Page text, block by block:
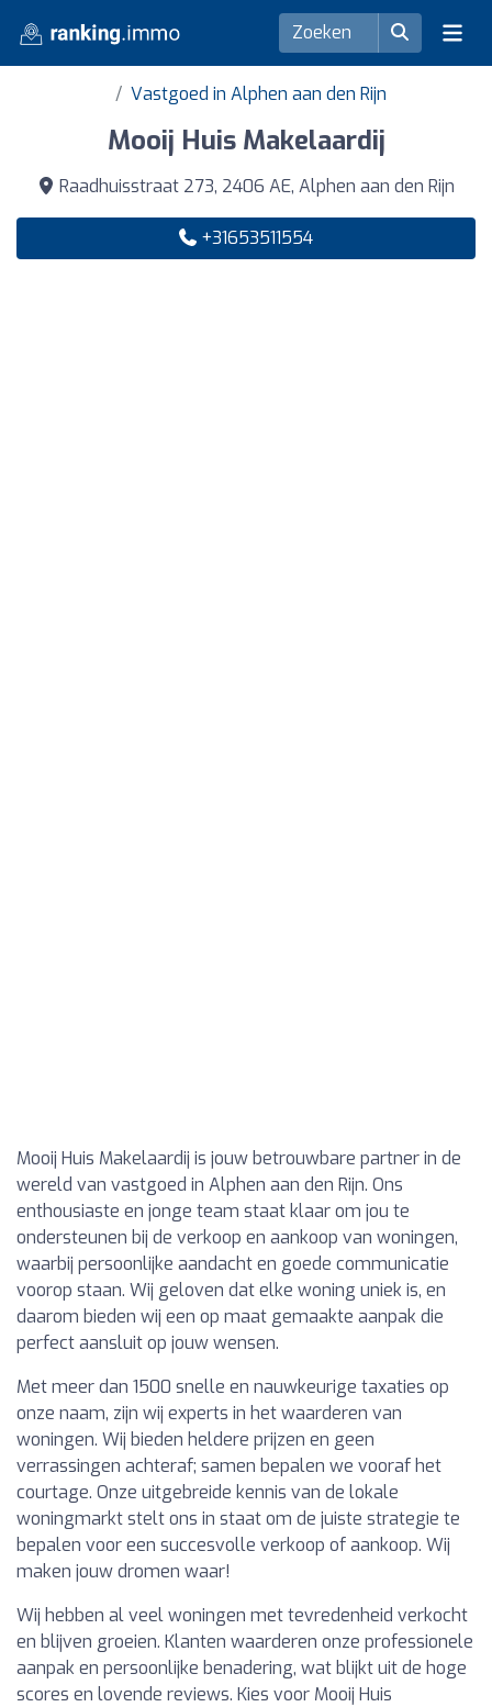
Vastgoed in Alphen aan den Rijn
Mooij Huis Makelaardij
Raadhuisstraat 273, 2406 AE, Alphen aan den Rijn
+31653511554
Mooij Huis Makelaardij is jouw betrouwbare partner in de
wereld van vastgoed in Alphen aan den Rijn. Ons
enthousiaste en jonge team staat klaar om jou te
ondersteunen bij de verkoop en aankoop van woningen,
waarbij persoonlijke aandacht en goede communicatie
voorop staan. Wij geloven dat elke woning uniek is, en
daarom bieden wij een op maat gemaakte aanpak die
perfect aansluit op jouw wensen.
Met meer dan 1500 snelle en nauwkeurige taxaties op
onze naam, zijn wij experts in het waarderen van
woningen. Wij bieden heldere prijzen en geen
verrassingen achteraf; samen bepalen we vooraf het
courtage. Onze uitgebreide kennis van de lokale
woningmarkt stelt ons in staat om de juiste strategie te
bepalen voor een succesvolle verkoop of aankoop. Wij
maken jouw dromen waar!
Wij hebben al veel woningen met tevredenheid verkocht
en blijven groeien. Klanten waarderen onze professionele
aanpak en persoonlijke benadering, wat blijkt uit de hoge
scores en lovende reviews. Kies voor Mooij Huis